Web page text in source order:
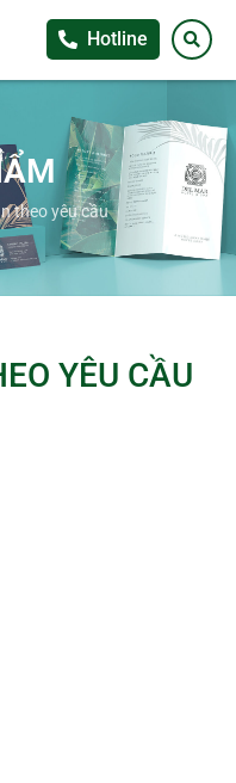
Hotline
theo yêu cầu
YÊU CẦU